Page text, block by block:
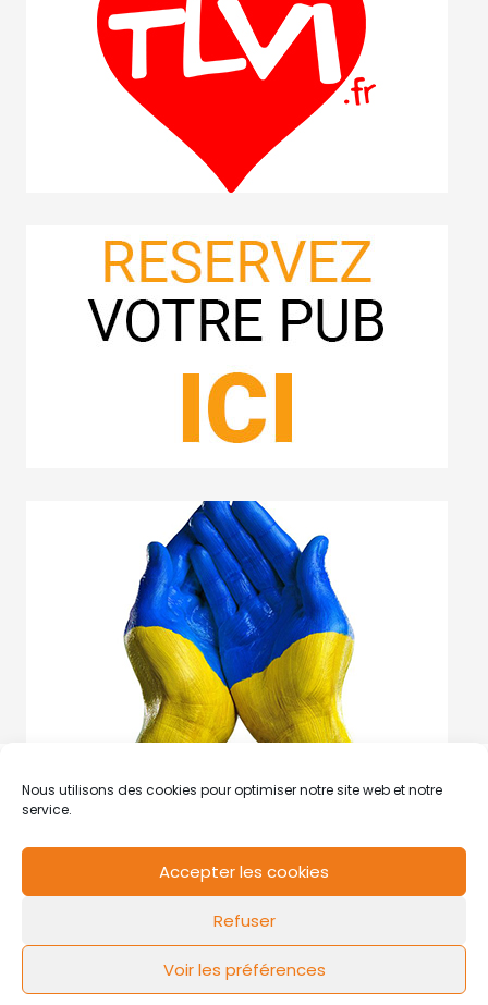
Nous utilisons des cookies pour optimiser notre site web et notre
service.
Accepter les cookies
Refuser
Voir les préférences
Mentions légales Politique de cookies
FLOW44